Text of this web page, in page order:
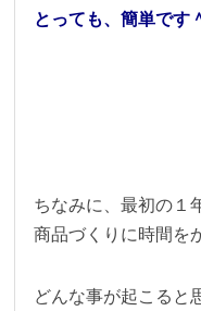
とっても、簡単です
ちなみに、最初の１
商品づくりに時間を
どんな事が起こると